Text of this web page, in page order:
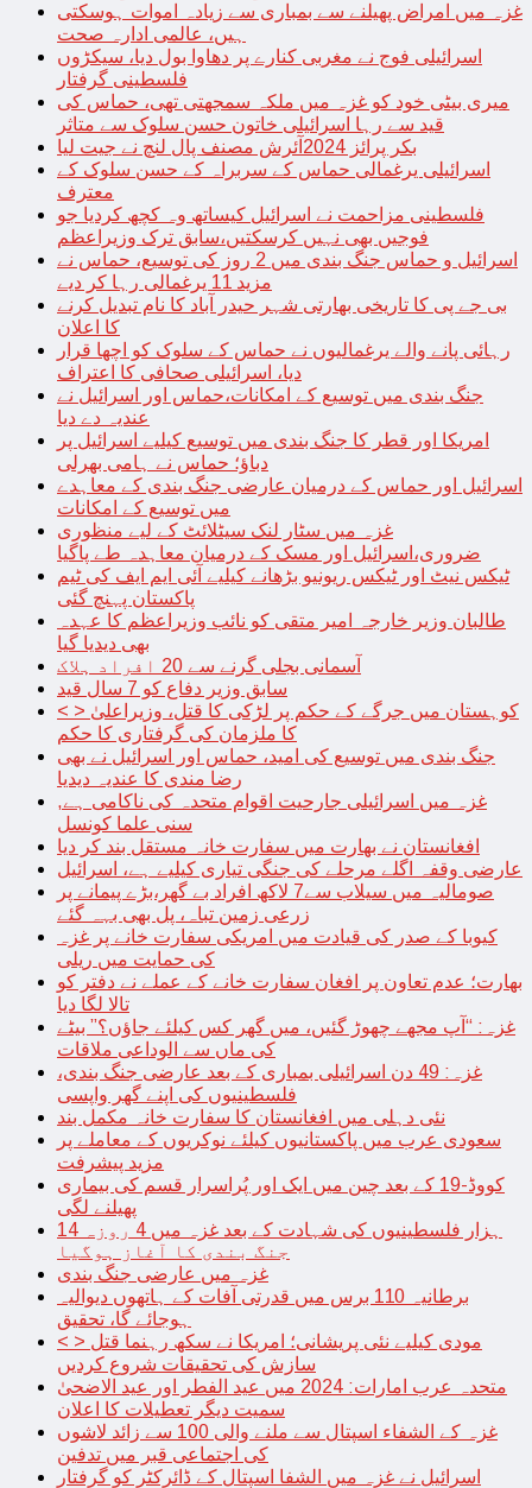
غزہ میں امراض پھیلنے سے بمباری سے زیادہ اموات ہوسکتی
ہیں، عالمی ادارہ صحت
اسرائیلی فوج نے مغربی کنارے پر دھاوا بول دیا، سیکڑوں
فلسطینی گرفتار
میری بیٹی خود کو غزہ میں ملکہ سمجھتی تھی، حماس کی
قید سے رہا اسرائیلی خاتون حسن سلوک سے متاثر
بکر پرائز 2024آئرش مصنف پال لنچ نے جیت لیا
اسرائیلی یرغمالی حماس کے سربراہ کے حسن سلوک کے
معترف
فلسطینی مزاحمت نے اسرائیل کیساتھ وہ کچھ کردیا جو
فوجیں بھی نہیں کرسکتیں،سابق ترک وزیراعظم
اسرائیل و حماس جنگ بندی میں 2 روز کی توسیع، حماس نے
مزید 11 یرغمالی رہا کر دیے
بی جے پی کا تاریخی بھارتی شہر حیدر آباد کا نام تبدیل کرنے
کا اعلان
رہائی پانے والے یرغمالیوں نے حماس کے سلوک کو اچھا قرار
دیا، اسرائیلی صحافی کا اعتراف
جنگ بندی میں توسیع کے امکانات،حماس اور اسرائیل نے
عندیہ دے دیا
امریکا اور قطر کا جنگ بندی میں توسیع کیلیے اسرائیل پر
دباؤ؛ حماس نے ہامی بھرلی
اسرائیل اور حماس کے درمیان عارضی جنگ بندی کے معاہدے
میں توسیع کے امکانات
غزہ میں سٹار لنک سیٹلائٹ کے لیے منظوری
ضروری،اسرائیل اور مسک کے درمیان معاہدہ طے پاگیا
ٹیکس نیٹ اور ٹیکس ریونیو بڑھانے کیلیے آئی ایم ایف کی ٹیم
پاکستان پہنچ گئی
طالبان وزیر خارجہ امیر متقی کو نائب وزیراعظم کا عہدہ
بھی دیدیا گیا
آسمانی بجلی گرنے سے 20 افراد ہلاک
سابق وزیر دفاع کو 7 سال قید
< > کوہستان میں جرگے کے حکم پر لڑکی کا قتل، وزیراعلیٰ
کا ملزمان کی گرفتاری کا حکم
جنگ بندی میں توسیع کی امید، حماس اور اسرائیل نے بھی
رضا مندی کا عندیہ دیدیا
غزہ میں اسرائیلی جارحیت اقوام متحدہ کی ناکامی ہے,
سنی علما کونسل
افغانستان نے بھارت میں سفارت خانہ مستقل بند کر دیا
عارضی وقفہ اگلے مرحلے کی جنگی تیاری کیلیے ہے، اسرائیل
صومالیہ میں سیلاب سے7 لاکھ افراد بے گھر،بڑے پیمانے پر
زرعی زمین تباہ، پل بھی بہہ گئے
کیوبا کے صدر کی قیادت میں امریکی سفارت خانے پر غزہ
کی حمایت میں ریلی
بھارت؛ عدم تعاون پر افغان سفارت خانے کے عملے نے دفتر کو
تالا لگا دیا
غزہ: “آپ مجھے چھوڑ گئیں، میں گھر کس کیلئے جاؤں؟” بیٹے
کی ماں سے الوداعی ملاقات
غزہ: 49 دن اسرائیلی بمباری کے بعد عارضی جنگ بندی،
فلسطینیوں کی اپنے گھر واپسی
نئی دہلی میں افغانستان کا سفارت خانہ مکمل بند
سعودی عرب میں پاکستانیوں کیلئے نوکریوں کے معاملے پر
مزید پیشرفت
کووڈ-19 کے بعد چین میں ایک اور پُراسرار قسم کی بیماری
پھیلنے لگی
14 ہزار فلسطینیوں کی شہادت کے بعد غزہ میں 4 روزہ
جنگ بندی کا آغاز ہوگیا
غزہ میں عارضی جنگ بندی
برطانیہ 110 برس میں قدرتی آفات کے ہاتھوں دیوالیہ
ہوجائے گا، تحقیق
< > مودی کیلیے نئی پریشانی؛ امریکا نے سکھ رہنما قتل
سازش کی تحقیقات شروع کردیں
متحدہ عرب امارات: 2024 میں عید الفطر اور عید الاضحیٰ
سمیت دیگر تعطیلات کا اعلان
غزہ کے الشفاء اسپتال سے ملنے والی 100 سے زائد لاشوں
کی اجتماعی قبر میں تدفین
اسرائیل نے غزہ میں الشفا اسپتال کے ڈائرکٹر کو گرفتار